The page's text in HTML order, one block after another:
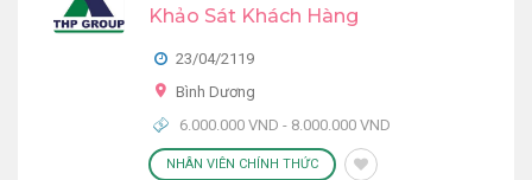
Khảo Sát Khách Hàng
23/04/2119
Bình Dương
6.000.000 VND - 8.000.000 VND
NHÂN VIÊN CHÍNH THỨC